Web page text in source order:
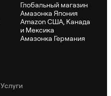
Глобальный магазин
Амазонка Япония
Amazon США, Канада
и Мексика
Амазонка Германия
Услуги